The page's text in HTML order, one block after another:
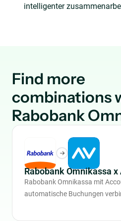
intelligenter
Find more
combinations
Rabobank
Rabobank Omnikassa
Rabobank Omnikassa mit
automatische Buchungen